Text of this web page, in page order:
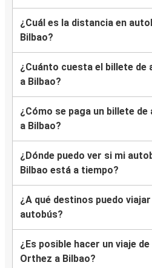
¿Cuál es la distancia en
Bilbao?
¿Cuánto cuesta el billete de
a Bilbao?
¿Cómo se paga un billete
a Bilbao?
¿Dónde puedo ver si mi
Bilbao está a tiempo?
¿A qué destinos puedo
autobús?
¿Es posible hacer un viaje
Orthez a Bilbao?